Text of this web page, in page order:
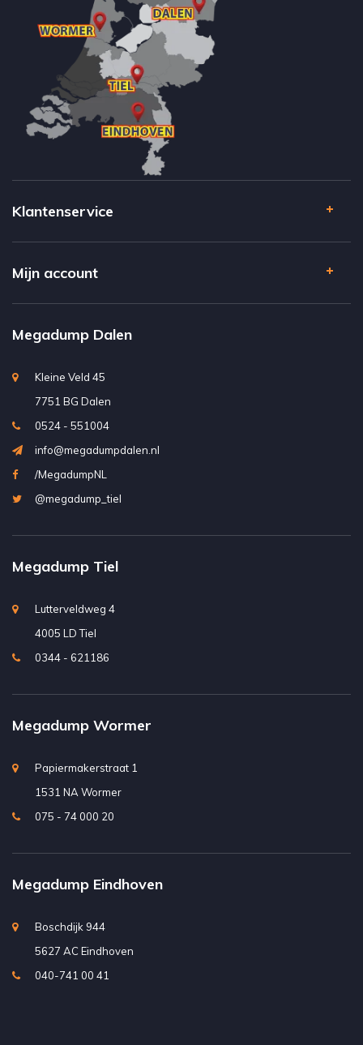
Klantenservice
Mijn account
Megadump Dalen
Kleine Veld 45
7751 BG Dalen
0524 - 551004
info@megadumpdalen.nl
/MegadumpNL
@megadump_tiel
Megadump Tiel
Lutterveldweg 4
4005 LD Tiel
0344 - 621186
Megadump Wormer
Papiermakerstraat 1
1531 NA Wormer
075 - 74 000 20
Megadump Eindhoven
Boschdijk 944
5627 AC Eindhoven
040-741 00 41